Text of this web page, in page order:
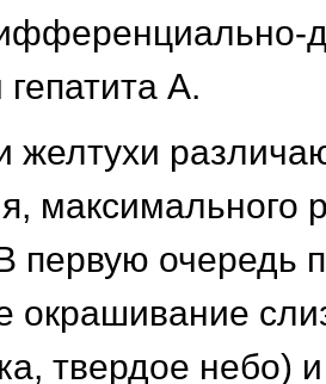
А.
желтухи
максимального
первую очередь
окрашивание
твердое небо)